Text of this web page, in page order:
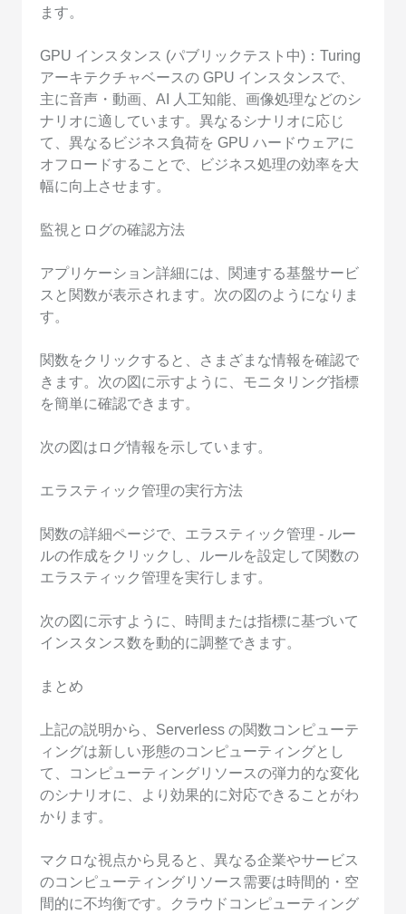
ます。
GPU インスタンス (パブリックテスト中)：Turing
アーキテクチャベースの GPU インスタンスで、
主に音声・動画、AI 人工知能、画像処理などのシ
ナリオに適しています。異なるシナリオに応じ
て、異なるビジネス負荷を GPU ハードウェアに
オフロードすることで、ビジネス処理の効率を大
幅に向上させます。
監視とログの確認方法
アプリケーション詳細には、関連する基盤サービ
スと関数が表示されます。次の図のようになりま
す。
関数をクリックすると、さまざまな情報を確認で
きます。次の図に示すように、モニタリング指標
を簡単に確認できます。
次の図はログ情報を示しています。
エラスティック管理の実行方法
関数の詳細ページで、エラスティック管理 - ルー
ルの作成をクリックし、ルールを設定して関数の
エラスティック管理を実行します。
次の図に示すように、時間または指標に基づいて
インスタンス数を動的に調整できます。
まとめ
上記の説明から、Serverless の関数コンピューテ
ィングは新しい形態のコンピューティングとし
て、コンピューティングリソースの弾力的な変化
のシナリオに、より効果的に対応できることがわ
かります。
マクロな視点から見ると、異なる企業やサービス
のコンピューティングリソース需要は時間的・空
間的に不均衡です。クラウドコンピューティング